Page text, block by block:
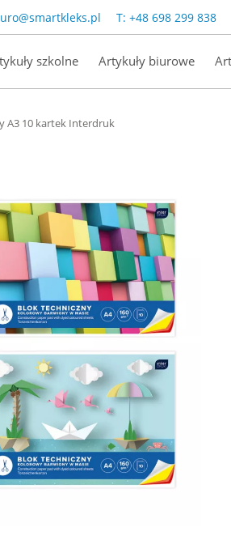
T: +48 698 299 838
szkolne Artykuły biurowe
A3 10 kartek Interdruk